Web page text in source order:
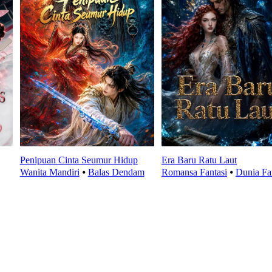
Penipuan Cinta Seumur Hidup
Wanita Mandiri ⦁ Balas Dendam
Era Baru Ratu Laut
Romansa Fantasi ⦁ Dunia